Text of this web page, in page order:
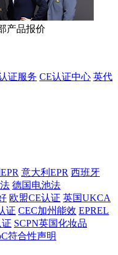
产品报价
证服务 CE认证中心 英代
意大利EPR 西班牙
德国电池法
欧盟CE认证 英国UKCA
证 CEC加州能效 EPREL
SCPN英国化妆品
符合性声明